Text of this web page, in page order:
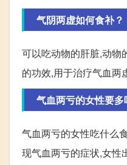
气阴两虚如何食补？
可以吃动物的肝脏,动物
的功效,用于治疗气血两
气血两亏的女性要
气血两亏的女性吃什么
现气血两亏的症状,女性